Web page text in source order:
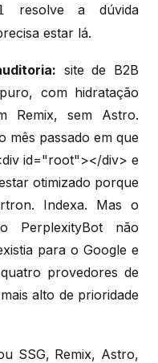
resolve a dúvida
estar lá.
site de B2B
com hidratação
Remix, sem Astro.
mês passado em que
id="root"></div> e
otimizado porque
Indexa. Mas o
PerplexityBot não
para o Google e
provedores de
alto de prioridade
SSG, Remix, Astro,